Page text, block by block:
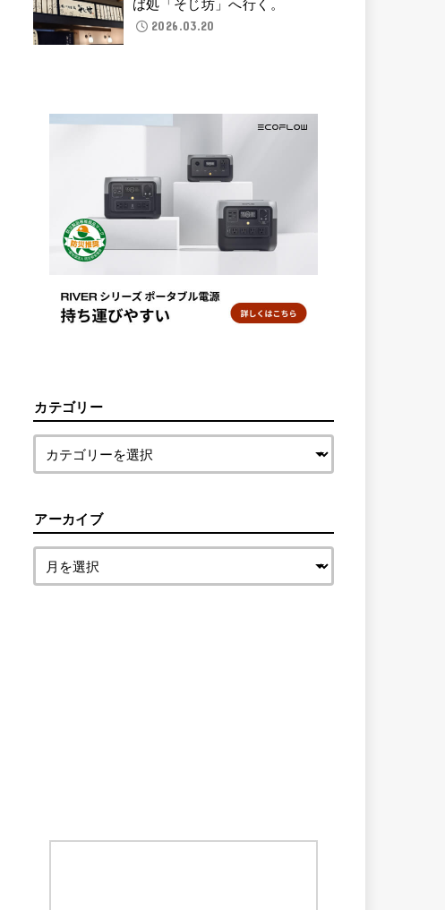
ば処「そじ坊」へ行く。
2026.03.20
カテゴリー
アーカイブ